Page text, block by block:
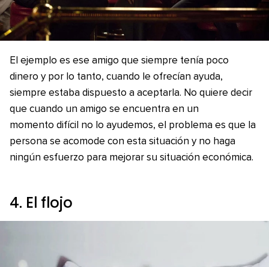
El ejemplo es ese amigo que siempre tenía poco
dinero y por lo tanto, cuando le ofrecían ayuda,
siempre estaba dispuesto a aceptarla. No quiere decir
que cuando un amigo se encuentra en un
momento difícil no lo ayudemos, el problema es que la
persona se acomode con esta situación y no haga
ningún esfuerzo para mejorar su situación económica.
4. El flojo